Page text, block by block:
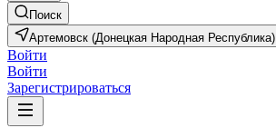
Поиск
Артемовск (Донецкая Народная Республика)
Войти
Войти
Зарегистрироваться